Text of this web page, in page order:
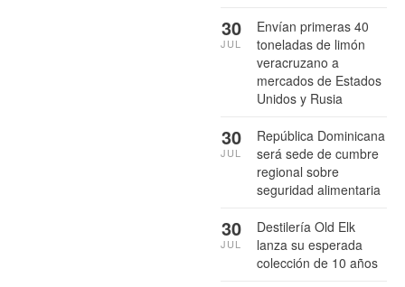
Envían primeras 40
toneladas de limón
veracruzano a
mercados de Estados
Unidos y Rusia
30
JUL
República Dominicana
será sede de cumbre
regional sobre
seguridad alimentaria
30
JUL
Destilería Old Elk
lanza su esperada
colección de 10 años
30
JUL